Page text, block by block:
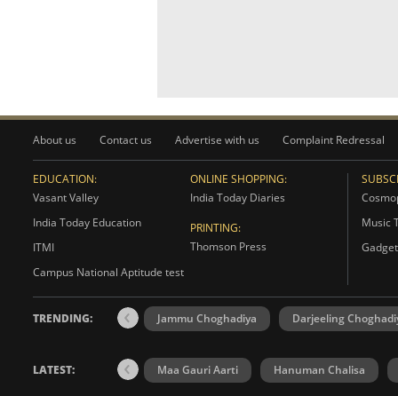
About us Contact us Advertise with us Complaint Redressal
EDUCATION:
Vasant Valley
India Today Education
ITMI
Campus National Aptitude test
ONLINE SHOPPING:
India Today Diaries
PRINTING:
Thomson Press
Music
TRENDING: Jammu Choghadiya Darjeeling
LATEST: Maa Gauri Aarti Hanuman Chalisa